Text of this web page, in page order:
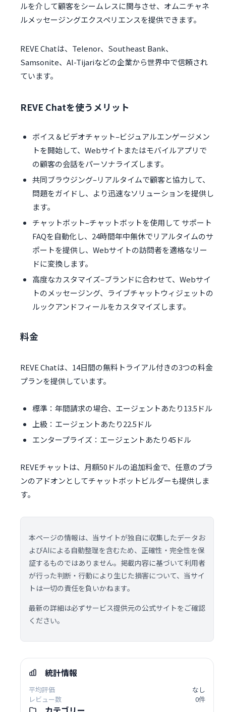
ルを介して顧客をシームレスに関与させ、オムニチャネ
ルメッセージングエクスペリエンスを提供できます。
REVE Chatは、Telenor、Southeast Bank、
Samsonite、Al-Tijariなどの企業から世界中で信頼され
ています。
REVE Chatを使うメリット
ボイス＆ビデオチャット–ビジュアルエンゲージメン
トを開始して、Webサイトまたはモバイルアプリで
の顧客の会話をパーソナライズします。
共同ブラウジング–リアルタイムで顧客と協力して、
問題をガイドし、より迅速なソリューションを提供し
ます。
チャットボット–チャットボットを使用して サポート
FAQを自動化し、24時間年中無休でリアルタイムのサ
ポートを提供し、Webサイトの訪問者を適格なリー
ドに変換します。
高度なカスタマイズ–ブランドに合わせて、Webサイ
トのメッセージング、ライブチャットウィジェットの
ルックアンドフィールをカスタマイズします。
料金
REVE Chatは、14日間の無料トライアル付きの3つの料金
プランを提供しています。
標準：年間請求の場合、エージェントあたり13.5ドル
上級：エージェントあたり22.5ドル
エンタープライズ：エージェントあたり45ドル
REVEチャットは、月額50ドルの追加料金で、任意のプラ
ンのアドオンとしてチャットボットビルダーも提供しま
す。
本ページの情報は、当サイトが独自に収集したデータお
よびAIによる自動整理を含むため、正確性・完全性を保
証するものではありません。掲載内容に基づいて利用者
が行った判断・行動により生じた損害について、当サイ
トは一切の責任を負いかねます。
最新の詳細は必ずサービス提供元の公式サイトをご確認
ください。
統計情報
平均評価
なし
レビュー数
0件